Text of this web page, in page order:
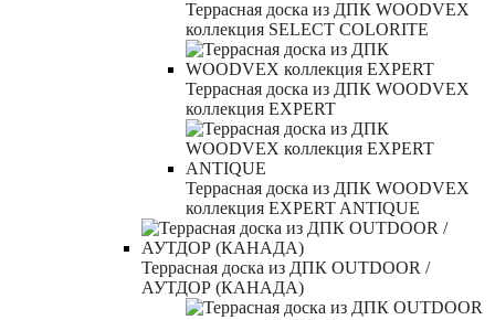
Террасная доска из ДПК WOODVEX
коллекция SELECT COLORITE
Террасная доска из ДПК WOODVEX
коллекция EXPERT
Террасная доска из ДПК WOODVEX
коллекция EXPERT ANTIQUE
Террасная доска из ДПК OUTDOOR /
АУТДОР (КАНАДА)